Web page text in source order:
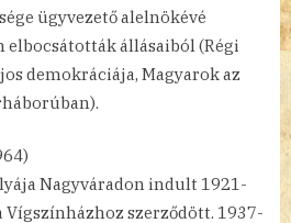
ügyvezető alelnökévé
elbocsátották állásaiból (Régi
demokráciája, Magyarok az
Nagyváradon indult 1921-
Vígszínházhoz szerződött. 1937-